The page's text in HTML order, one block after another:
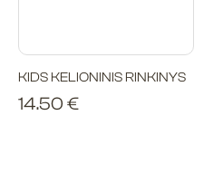
KIDS KELIONINIS RINKINYS
14.50 €